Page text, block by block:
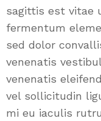
sagittis est vitae
fermentum
sed dolor
venenatis
venenatis
vel sollicitudin
mi eu iaculis